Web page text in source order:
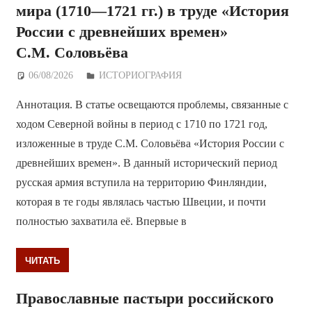
мира (1710—1721 гг.) в труде «История
России с древнейших времен»
С.М. Соловьёва
06/08/2026 Дежурный по Редакции
ИСТОРИОГРАФИЯ
Аннотация. В статье освещаются проблемы, связанные с
ходом Северной войны в период с 1710 по 1721 год,
изложенные в труде С.М. Соловьёва «История России с
древнейших времен». В данный исторический период
русская армия вступила на территорию Финляндии,
которая в те годы являлась частью Швеции, и почти
полностью захватила её. Впервые в
ЧИТАТЬ
Православные пастыри российского